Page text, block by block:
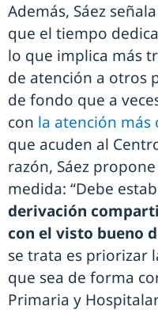
Además, Sáez
que el tiempo
lo que implica más
de atención a otros
de fondo que a
con la atención más
que acuden al
razón, Sáez
medida: “Debe
derivación
con el visto bueno
se trata es priorizar
que sea de forma
Primaria y